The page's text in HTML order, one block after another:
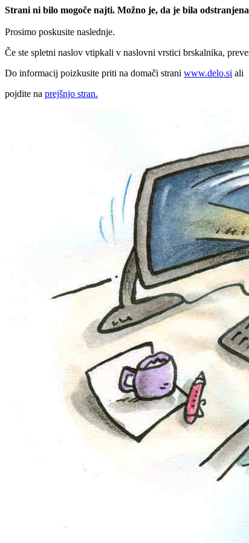
Strani ni bilo mogoče najti. Možno je, da je bila
Prosimo poskusite naslednje.
Če ste spletni naslov vtipkali v naslovni vrstici brskalnika,
Do informacij poizkusite priti na domači strani www.delo.si ali
pojdite na prejšnjo stran.